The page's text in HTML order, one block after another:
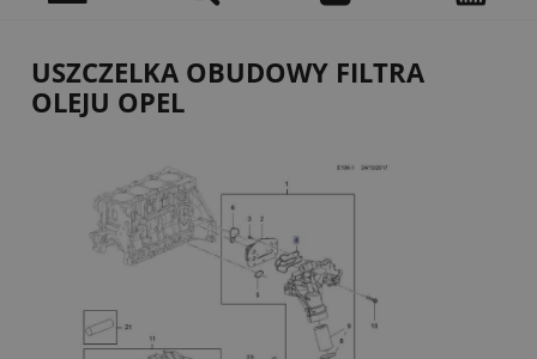
USZCZELKA OBUDOWY FILTRA
OLEJU OPEL